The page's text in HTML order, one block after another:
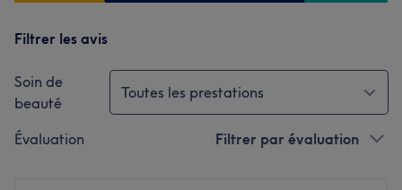
Filtrer les avis
Soin de
beauté
Toutes les prestations
Évaluation Filtrer par évaluation